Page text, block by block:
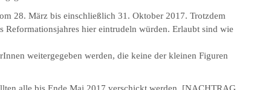
28. März bis einschließlich 31. Oktober 2017. Trotzdem
Reformationsjahres hier eintrudeln würden. Erlaubt sind wie
weitergegeben werden, die keine der kleinen Figuren
alle bis Ende Mai 2017 verschickt werden. [NACHTRAG